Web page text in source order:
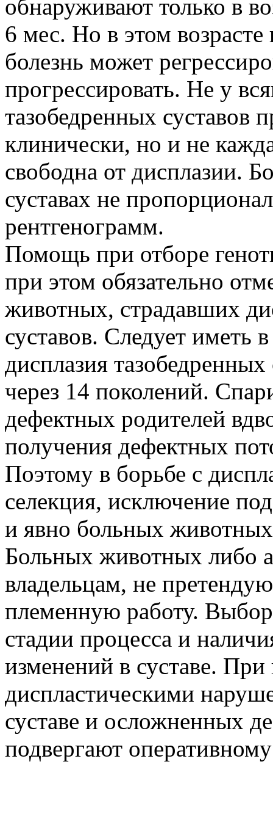
обнаруживают только в
6 мес. Но в этом возрасте
болезнь может
прогрессировать. Не у
тазобедренных суставов
клинически, но и не
свободна от дисплазии.
суставах не
рентгенограмм.
Помощь при отборе
при этом обязательно
животных, страдавших
суставов. Следует иметь
дисплазия
через 14 поколений.
дефектных родителей
получения дефектных
Поэтому в борьбе с
селекция, исключение
и явно больных животных
Больных животных либо
владельцам, не
племенную работу. Выбор
стадии процесса и
изменений в суставе.
диспластическими
суставе и осложненных
подвергают